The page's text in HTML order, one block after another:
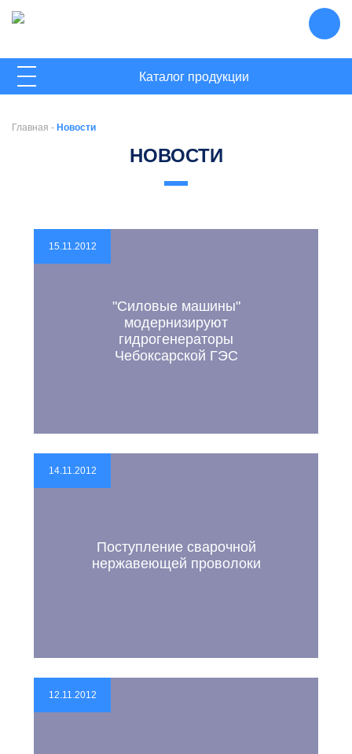
ГЛАВНАЯ
Каталог продукции
Главная - Новости
НОВОСТИ
15.11.2012
"Силовые машины"
модернизируют
гидрогенераторы
Чебоксарской ГЭС
14.11.2012
Поступление сварочной
нержавеющей проволоки
12.11.2012